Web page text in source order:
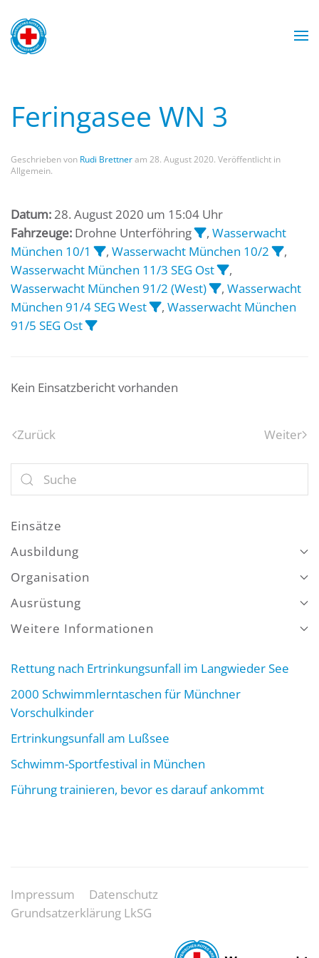
Zum Hauptinhalt springen
Feringasee WN 3
Geschrieben von Rudi Brettneram 28. August 2020. Veröffentlicht in
Allgemein.
Datum:28. August 2020 um 15:04 Uhr
Fahrzeuge: Drohne Unterföhring , Wasserwacht
München 10/1
, Wasserwacht München 10/2
,
Wasserwacht München 11/3 SEG Ost
,
Wasserwacht München 91/2 (West)
, Wasserwacht
München 91/4 SEG West
, Wasserwacht München
91/5 SEG Ost
Kein Einsatzbericht vorhanden
Zurück Weiter
Einsätze
Ausbildung
Organisation
Ausrüstung
Weitere Informationen
Rettung nach Ertrinkungsunfall im Langwieder See
2000 Schwimmlerntaschen für Münchner
Vorschulkinder
Ertrinkungsunfall am Lußsee
Schwimm-Sportfestival in München
Führung trainieren, bevor es darauf ankommt
Impressum
Datenschutz
Grundsatzerklärung LkSG